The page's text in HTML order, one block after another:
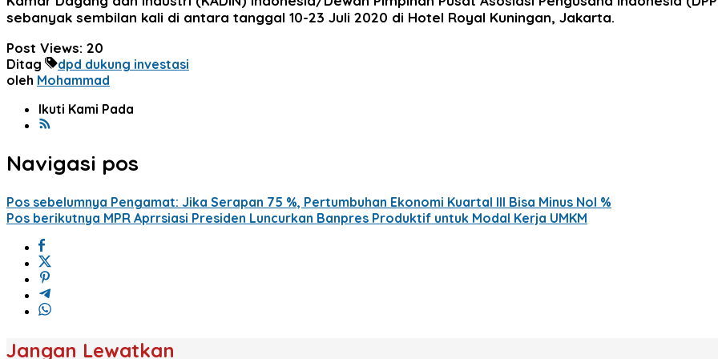
sebanyak sembilan kali di antara tanggal 10-23 Juli 2020 di Hotel Royal Kuningan, Jakarta.
Post Views: 20
Ditag
dpd dukung investasi
oleh Mohammad
Ikuti Kami Pada
Navigasi pos
Pos sebelumnya Pengamat: Jika Serapan 75 %, Pertumbuhan Ekonomi Kuartal III Bisa Minus Nol %
Pos berikutnya MPR Aprrsiasi Presiden Luncurkan Banpres Produktif untuk Modal Kerja UMKM
Jangan Lewatkan